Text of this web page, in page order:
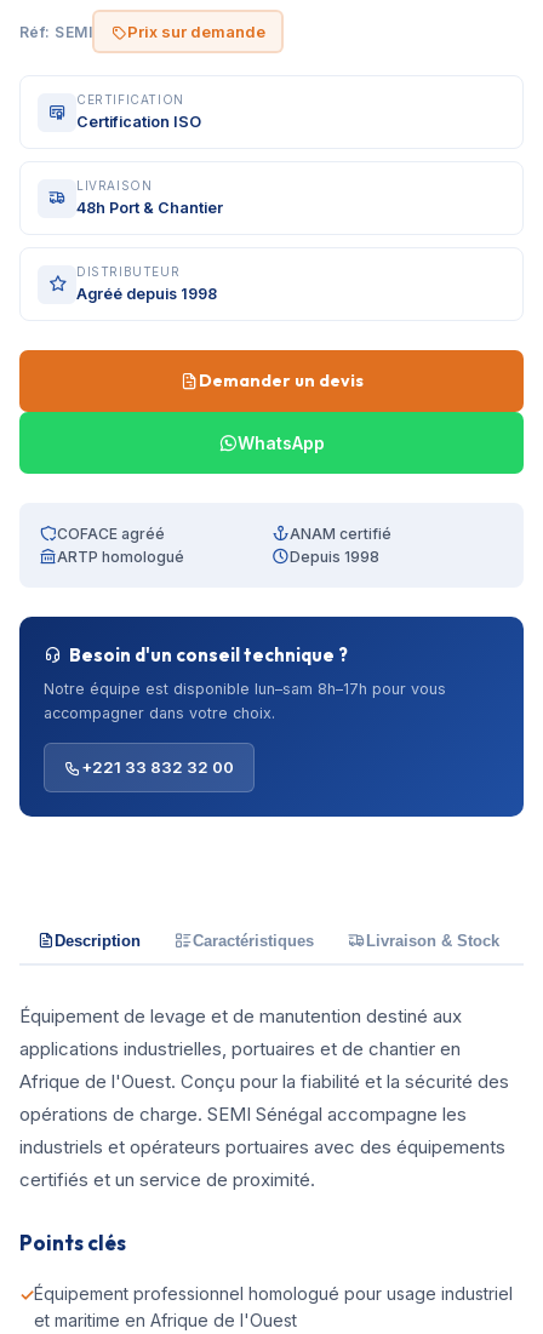
Réf: SEMI Prix sur demande
CERTIFICATION
Certification ISO
LIVRAISON
48h Port & Chantier
DISTRIBUTEUR
Agréé depuis 1998
Demander un devis
WhatsApp
COFACE agréé
ANAM certifié
ARTP homologué
Depuis 1998
Besoin d'un conseil technique ?
Notre équipe est disponible lun–sam 8h–17h pour vous
accompagner dans votre choix.
+221 33 832 32 00
Description Caractéristiques Livraison & Stock
Équipement de levage et de manutention destiné aux
applications industrielles, portuaires et de chantier en
Afrique de l'Ouest. Conçu pour la fiabilité et la sécurité des
opérations de charge. SEMI Sénégal accompagne les
industriels et opérateurs portuaires avec des équipements
certifiés et un service de proximité.
Points clés
Équipement professionnel homologué pour usage industriel
et maritime en Afrique de l'Ouest